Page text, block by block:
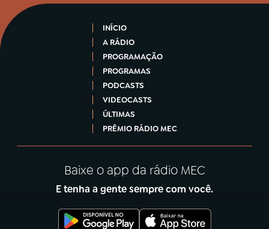
INÍCIO
A RÁDIO
PROGRAMAÇÃO
PROGRAMAS
PODCASTS
VIDEOCASTS
ÚLTIMAS
PRÊMIO RÁDIO MEC
Baixe o app da rádio MEC
E tenha a gente sempre com você.